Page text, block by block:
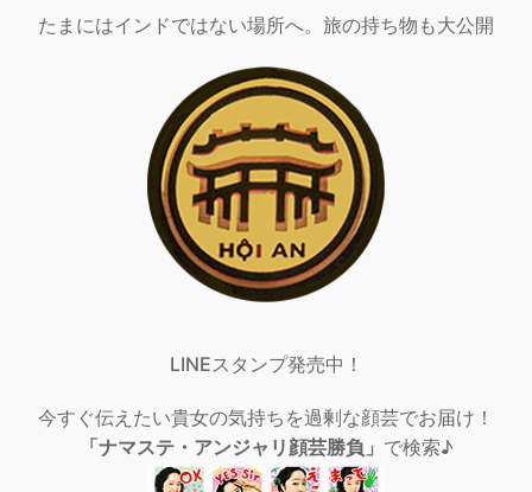
たまにはインドではない場所へ。旅の持ち物も大公開
LINEスタンプ発売中！
今すぐ伝えたい貴女の気持ちを過剰な顔芸でお届け！
「ナマステ・アンジャリ顔芸勝負」 で検索♪